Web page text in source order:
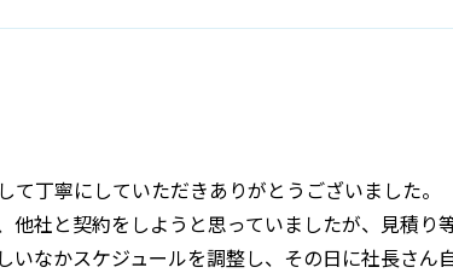
丁寧にしていただきありがとうございました。
他社と契約をしようと思っていましたが、見積り
いなかスケジュールを調整し、その日に社長さ